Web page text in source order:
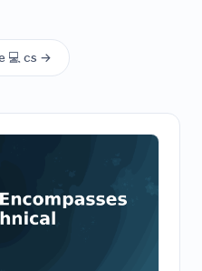
💻 cs →